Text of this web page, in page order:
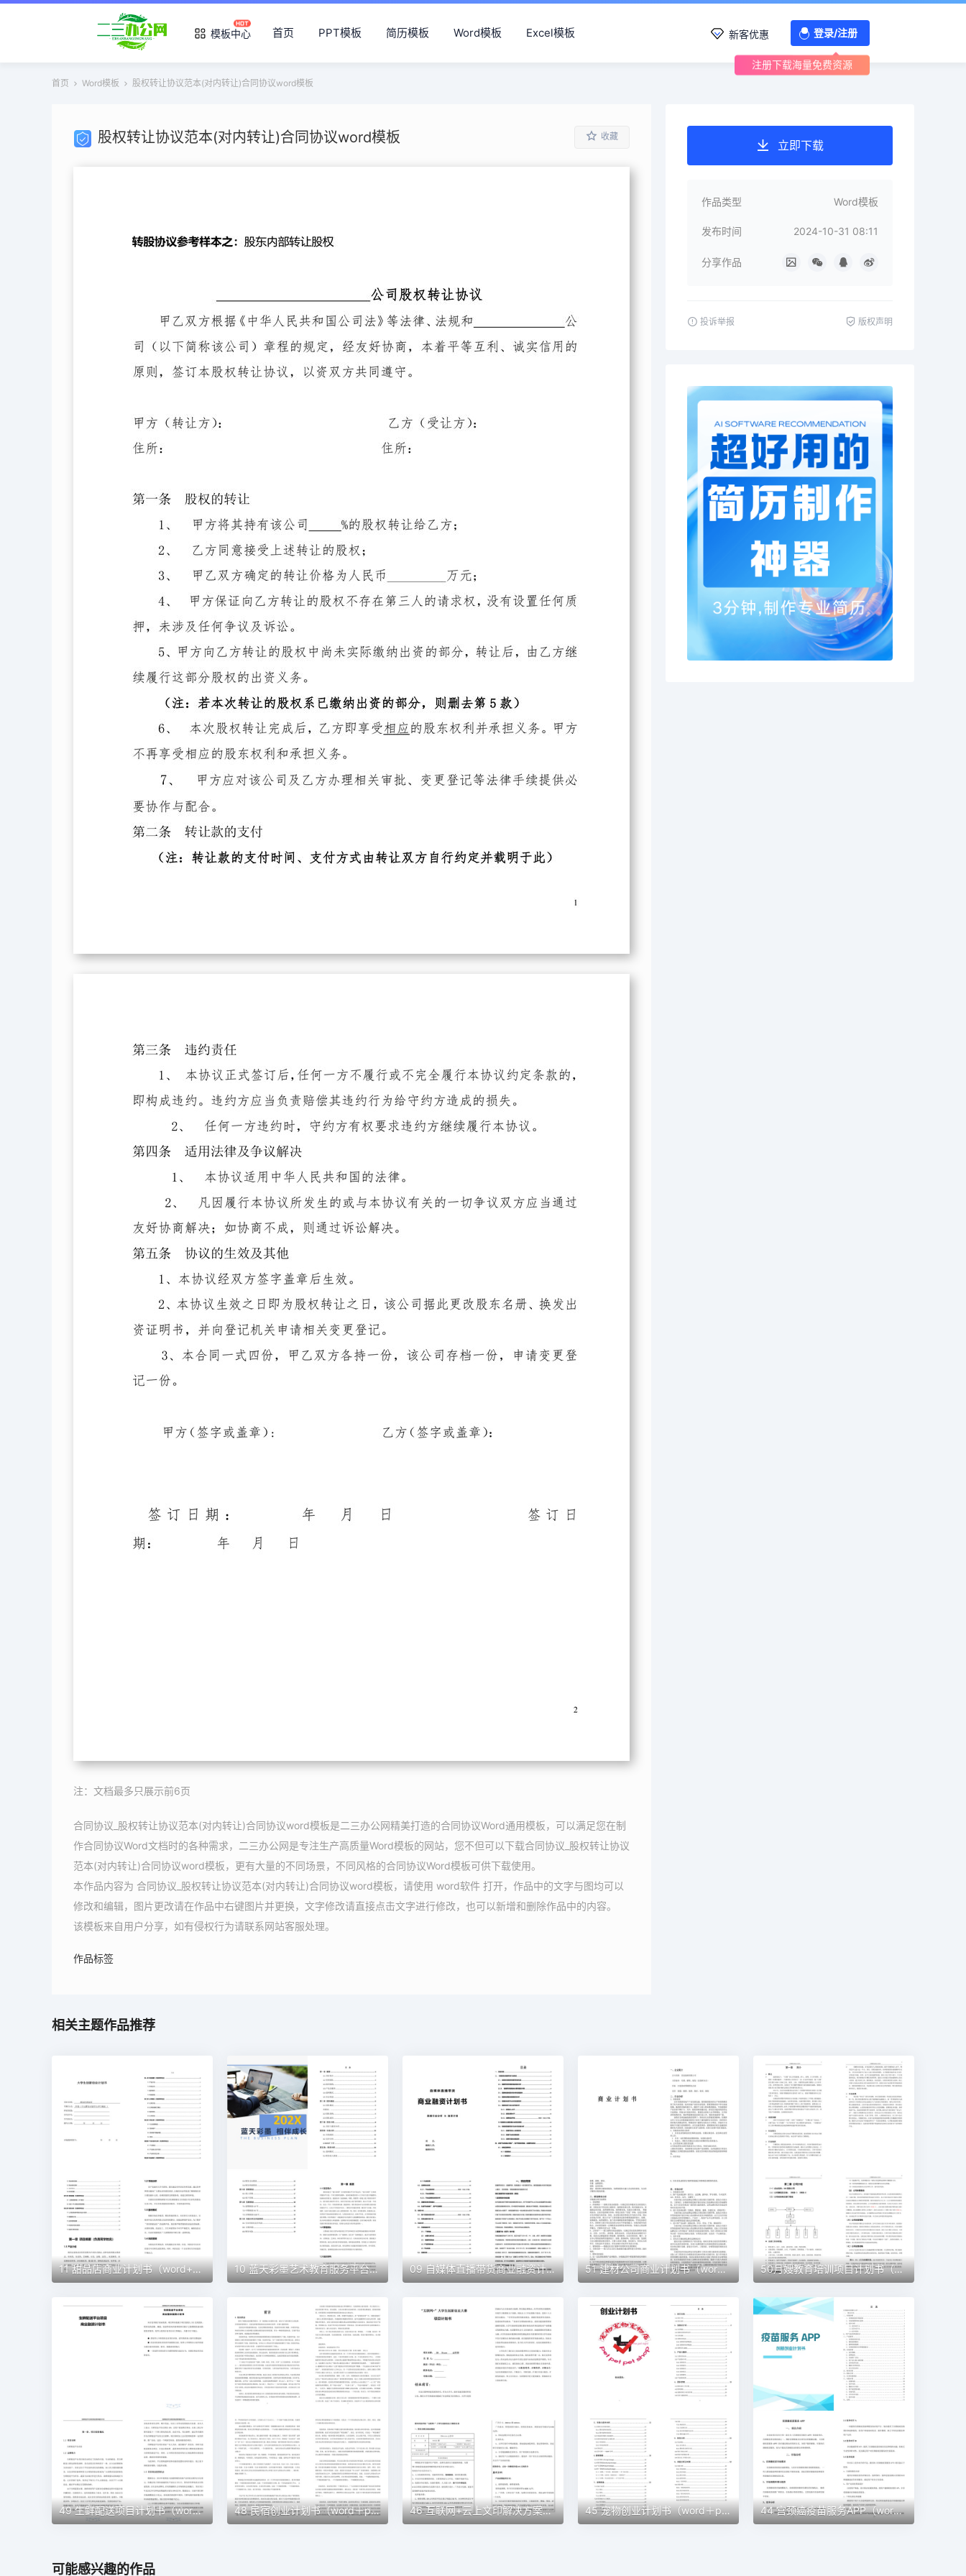
模板中心 首页 PPT模板 简历模板 Word模板 Excel模板 新客优惠 登录/注册
注册下载海量免费资源
首页 Word模板 股权转让协议范本(对内转让)合同协议word模板
股权转让协议范本(对内转让)合同协议word模板 收藏
注：文档最多只展示前6页
合同协议_股权转让协议范本(对内转让)合同协议word模板是二三办公网精美打造的合同协议Word通用模板，可以满足您在制
作合同协议Word文档时的各种需求，二三办公网是专注生产高质量Word模板的网站，您不但可以下载合同协议_股权转让协议
范本(对内转让)合同协议word模板，更有大量的不同场景，不同风格的合同协议Word模板可供下载使用。
本作品内容为 合同协议_股权转让协议范本(对内转让)合同协议word模板，请使用 word软件 打开，作品中的文字与图均可以
修改和编辑，图片更改请在作品中右键图片并更换，文字修改请直接点击文字进行修改，也可以新增和删除作品中的内容。
该模板来自用户分享，如有侵权行为请联系网站客服处理。
作品标签
立即下载
作品类型 Word模板
发布时间 2024-10-31 08:11
分享作品
投诉举报 版权声明
相关主题作品推荐
11 甜品店商业计划书（word+ppt配套）创业计划书word模板 10 蓝天彩墨艺术教育服务平台商业计划书（word+ppt配套）创业计划书word模板 09 自媒体直播带货商业融资计划书（word+ppt配套）创业计划书word模板 51 建材公司商业计划书（word+ppt配套）创业计划书word模板 50月嫂教育培训项目计划书（word＋ppt配套）创业计划书word模板
49 生鲜配送项目计划书（word＋ppt配套）创业计划书word模板 48 民宿创业计划书（word＋ppt配套）创业计划书word模板 46 互联网+云上文印解决方案创业计划书（word＋ppt配套）创业计划书word模板 45 宠物创业计划书（word＋ppt配套）创业计划书word模板 44 宫颈癌疫苗服务APP（word＋ppt配套）创业计划书word模板
可能感兴趣的作品